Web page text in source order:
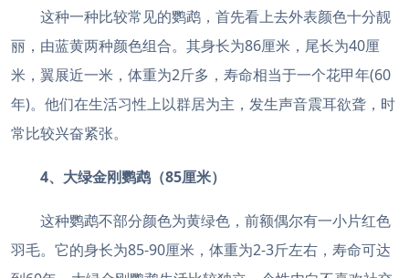
这种一种比较常见的鹦鹉，首先看上去外表颜色十分靓
丽，由蓝黄两种颜色组合。其身长为86厘米，尾长为40厘
米，翼展近一米，体重为2斤多，寿命相当于一个花甲年(60
年)。他们在生活习性上以群居为主，发生声音震耳欲聋，时
常比较兴奋紧张。
4、大绿金刚鹦鹉（85厘米）
这种鹦鹉不部分颜色为黄绿色，前额偶尔有一小片红色
羽毛。它的身长为85-90厘米，体重为2-3斤左右，寿命可达